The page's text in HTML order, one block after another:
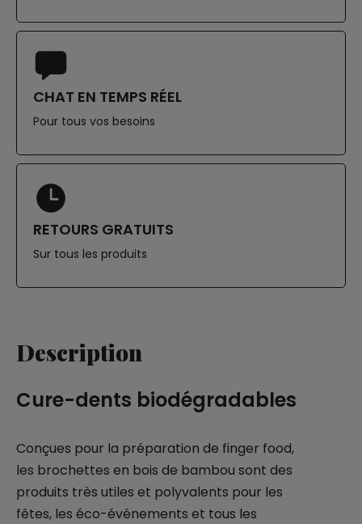
CHAT EN TEMPS RÉEL
Pour tous vos besoins
RETOURS GRATUITS
Sur tous les produits
Description
Cure-dents biodégradables
Conçues pour la préparation de finger food,
les brochettes en bois de bambou sont des
produits très utiles et polyvalents pour les
fêtes, les éco-événements et tous les